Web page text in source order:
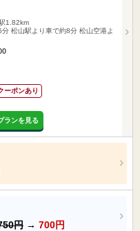
1.82km
松山駅より車で約8分 松山空港よ
ーポンあり
ランを見る
円 → 700円